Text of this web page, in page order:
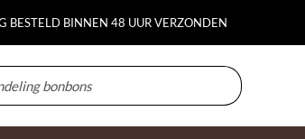
BESTELD BINNEN 48 UUR VERZONDEN